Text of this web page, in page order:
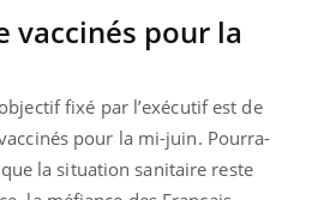
vaccinés pour la
fixé par l’exécutif est de
pour la mi-juin. Pourra-
la situation sanitaire reste